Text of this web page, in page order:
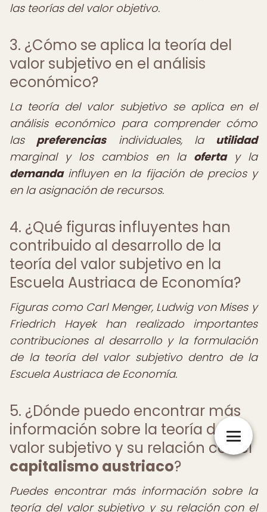
las teorías del valor objetivo.
3. ¿Cómo se aplica la teoría del
valor subjetivo en el análisis
económico?
La teoría del valor subjetivo se aplica en el
análisis económico para comprender cómo
las preferenciasindividuales, la utilidad
marginal y los cambios en la ofertay la
demandainfluyen en la fijación de precios y
en la asignación de recursos.
4. ¿Qué figuras influyentes han
contribuido al desarrollo de la
teoría del valor subjetivo en la
Escuela Austriaca de Economía?
Figuras como Carl Menger, Ludwig von Mises y
Friedrich Hayek han realizado importantes
contribuciones al desarrollo y la formulación
de la teoría del valor subjetivo dentro de la
Escuela Austriaca de Economía.
5. ¿Dónde puedo encontrar más
información sobre la teoría del
valor subjetivo y su relación con el
capitalismo austriaco?
Puedes encontrar más información sobre la
teoría del valor subjetivo y su relación con el